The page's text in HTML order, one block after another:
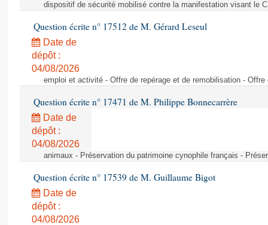
dispositif de sécurité mobilisé contre la manifestation visant le
Question écrite n° 17512 de M. Gérard Leseul
Date de
dépôt :
04/08/2026
emploi et activité - Offre de repérage et de remobilisation -
Question écrite n° 17471 de M. Philippe Bonnecarrère
Date de
dépôt :
04/08/2026
animaux - Préservation du patrimoine cynophile français -
Question écrite n° 17539 de M. Guillaume Bigot
Date de
dépôt :
04/08/2026